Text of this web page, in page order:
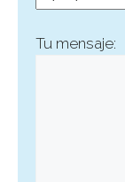
Tu mensaje: